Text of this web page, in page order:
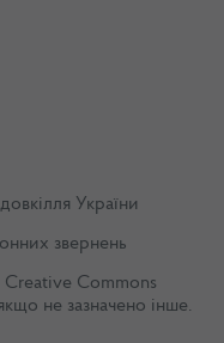
України
звернень
Creative Commons
не зазначено інше.